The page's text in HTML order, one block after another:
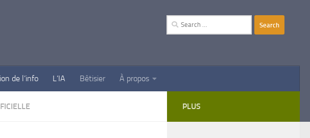
Search
for:
de l’info L’IA Bêtisier À propos
PLUS